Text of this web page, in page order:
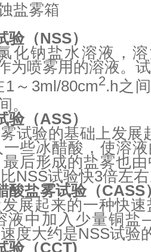
盐雾箱
（NSS）
化钠盐水溶液，
为喷雾用的溶液。
～3ml/80cm2.h之
。
（ASS）
试验的基础上发展
些冰醋酸，使溶
后形成的盐雾也
NSS试验快3倍左
酸盐雾试验（CASS
展起来的一种快
液中加入少量铜
度大约是NSS试验
验（CCT)